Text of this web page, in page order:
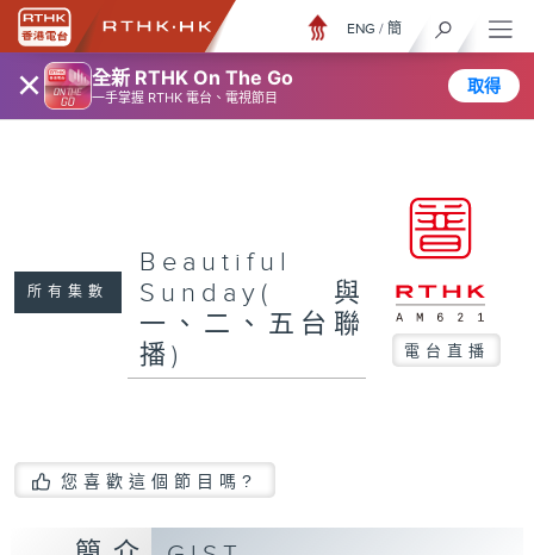
× 全新 RTHK On The Go
一手掌握 RTHK 電台、電視節目
取得
ENG / 簡
所有集數
Beautiful
Sunday(與
一、二、五台聯
播)
電台直播
您喜歡這個節目嗎?